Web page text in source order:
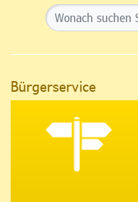
Bürgerservice